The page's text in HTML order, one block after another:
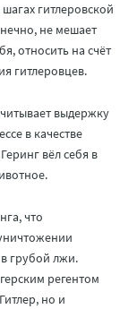
гитлеровской
не мешает
относить на счёт
гитлеровцев.
выдержку
в качестве
вёл себя в
что
грубой лжи.
регентом
но и